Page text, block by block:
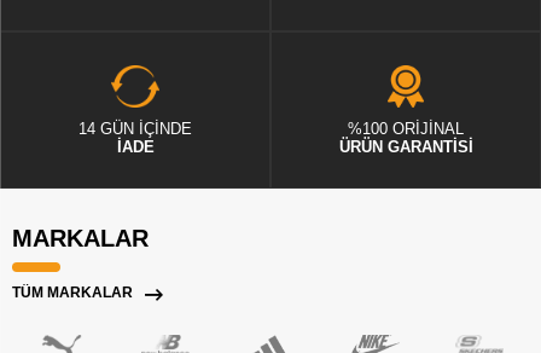
14 GÜN İÇİNDE
İADE
%100 ORİJİNAL
ÜRÜN GARANTİSİ
MARKALAR
TÜM MARKALAR